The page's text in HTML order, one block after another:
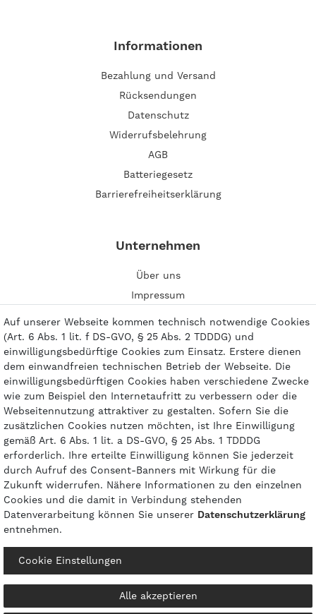
Informationen
Bezahlung und Versand
Rücksendungen
Datenschutz
Widerrufsbelehrung
AGB
Batteriegesetz
Barrierefreiheitserklärung
Unternehmen
Über uns
Impressum
Zahlungsarten
© 2026 gasprofi / Alle Preise sind inkl. geseztl. Mehrwertsteuer und zzgl.
Auf unserer Webseite kommen technisch notwendige Cookies
(Art. 6 Abs. 1 lit. f DS-GVO, § 25 Abs. 2 TDDDG) und
einwilligungsbedürftige Cookies zum Einsatz. Erstere dienen
dem einwandfreien technischen Betrieb der Webseite. Die
einwilligungsbedürftigen Cookies haben verschiedene Zwecke
wie zum Beispiel den Internetaufritt zu verbessern oder die
Webseitennutzung attraktiver zu gestalten. Sofern Sie die
zusätzlichen Cookies nutzen möchten, ist Ihre Einwilligung
gemäß Art. 6 Abs. 1 lit. a DS-GVO, § 25 Abs. 1 TDDDG
erforderlich. Ihre erteilte Einwilligung können Sie jederzeit
durch Aufruf des Consent-Banners mit Wirkung für die
Zukunft widerrufen. Nähere Informationen zu den einzelnen
Cookies und die damit in Verbindung stehenden
Datenverarbeitung können Sie unserer Daten­schutz­erklärung
entnehmen.
Cookie Einstellungen
Alle akzeptieren